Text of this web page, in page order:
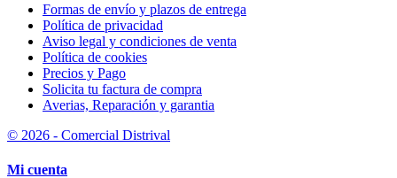
Formas de envío y plazos de entrega
Política de privacidad
Aviso legal y condiciones de venta
Política de cookies
Precios y Pago
Solicita tu factura de compra
Averias, Reparación y garantia
© 2026 - Comercial Distrival
Mi cuenta